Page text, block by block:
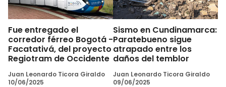
Fue entregado el
corredor férreo Bogotá -
Facatativá, del proyecto
Regiotram de Occidente
Juan Leonardo Ticora Giraldo
10/06/2025
Sismo en Cundinamarca:
Paratebueno sigue
atrapado entre los
daños del temblor
Juan Leonardo Ticora Giraldo
09/06/2025